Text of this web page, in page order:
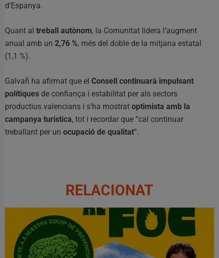
d’Espanya.
Quant al treball autònom, la Comunitat lidera l’augment
anual amb un 2,76 %, més del doble de la mitjana estatal
(1,1 %).
Galvañ ha afirmat que el Consell continuarà impulsant
polítiques de confiança i estabilitat per als sectors
productius valencians i s’ha mostrat optimista amb la
campanya turística, tot i recordar que “cal continuar
treballant per un ocupació de qualitat”.
RELACIONAT